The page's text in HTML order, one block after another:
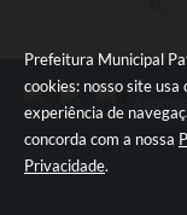
Prefeitura Municipal
cookies: nosso site usa
experiência de
concorda com a nossa
Privacidade.